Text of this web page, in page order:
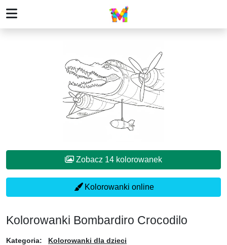
Zobacz 14 kolorowanek
Kolorowanki online
Kolorowanki Bombardiro Crocodilo
Kategoria: Kolorowanki dla dzieci